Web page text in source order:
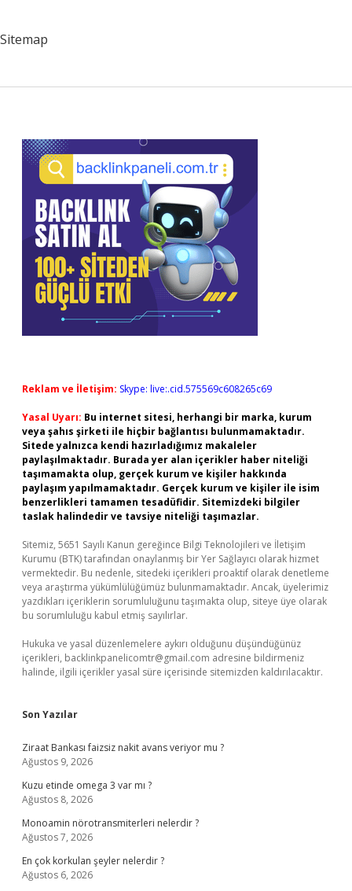
Sitemap
Sidebar
Reklam ve İletişim: Skype: live:.cid.575569c608265c69
Yasal Uyarı: Bu internet sitesi, herhangi bir marka, kurum
veya şahıs şirketi ile hiçbir bağlantısı bulunmamaktadır.
Sitede yalnızca kendi hazırladığımız makaleler
paylaşılmaktadır. Burada yer alan içerikler haber niteliği
taşımamakta olup, gerçek kurum ve kişiler hakkında
paylaşım yapılmamaktadır. Gerçek kurum ve kişiler ile isim
benzerlikleri tamamen tesadüfidir. Sitemizdeki bilgiler
taslak halindedir ve tavsiye niteliği taşımazlar.
Sitemiz, 5651 Sayılı Kanun gereğince Bilgi Teknolojileri ve İletişim
Kurumu (BTK) tarafından onaylanmış bir Yer Sağlayıcı olarak hizmet
vermektedir. Bu nedenle, sitedeki içerikleri proaktif olarak denetleme
veya araştırma yükümlülüğümüz bulunmamaktadır. Ancak, üyelerimiz
yazdıkları içeriklerin sorumluluğunu taşımakta olup, siteye üye olarak
bu sorumluluğu kabul etmiş sayılırlar.
Hukuka ve yasal düzenlemelere aykırı olduğunu düşündüğünüz
içerikleri, backlinkpanelicomtr@gmail.com adresine bildirmeniz
halinde, ilgili içerikler yasal süre içerisinde sitemizden kaldırılacaktır.
Son Yazılar
Ziraat Bankası faizsiz nakit avans veriyor mu ?
Ağustos 9, 2026
Kuzu etinde omega 3 var mı ?
Ağustos 8, 2026
Monoamin nörotransmiterleri nelerdir ?
Ağustos 7, 2026
En çok korkulan şeyler nelerdir ?
Ağustos 6, 2026